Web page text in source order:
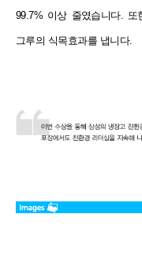
99.7% 이상 줄였습니다. 또
그루의 식목효과를 냅니다.